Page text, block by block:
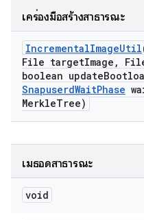
เครื่องมือสร้างสาธารณะ
IncrementalImageUtil
File targetImage ,
boolean update
SnapuserdWaitPhase
MerkleTree)
เมธอดสาธารณะ
void